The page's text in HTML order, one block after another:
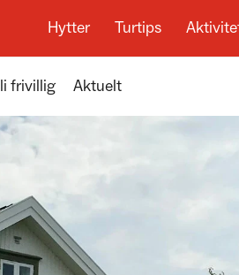
Hytter Turtips
frivillig Aktuelt